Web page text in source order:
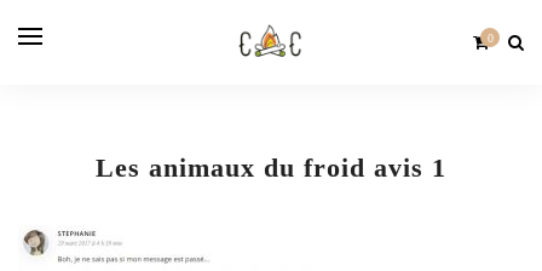
0
Les animaux du froid avis 1